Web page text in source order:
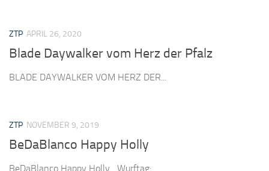
ZTP APRIL 26, 2020
Blade Daywalker vom Herz der Pfalz
BLADE DAYWALKER VOM HERZ DER...
ZTP NOVEMBER 9, 2019
BeDaBlanco Happy Holly
BeDaBlanco Happy Holly Wurftag:...